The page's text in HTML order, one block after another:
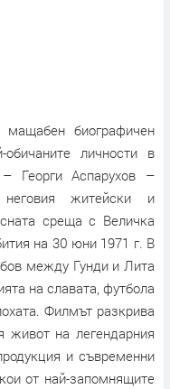
биографичен
личности в
Георги Аспарухов –
неговия житейски и
среща с Величка
на 30 юни 1971 г. В
между Гунди и Лита
на славата, футбола
Филмът разкрива
живот на легендарния
и съвременни
от най-запомнящите